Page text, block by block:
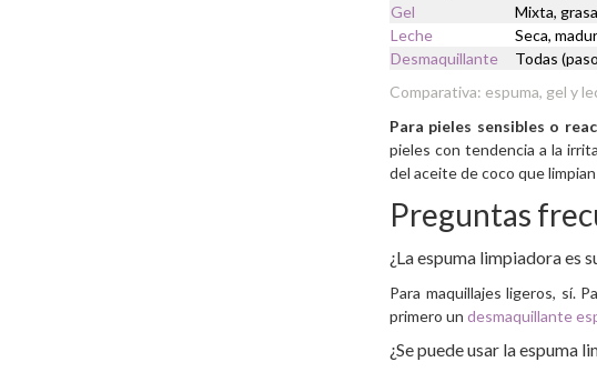
Comparativa: espuma, gel y
Gel
Mixta,
Leche
Seca,
Desmaquillante
Todas
Para pieles sensibles o
pieles con tendencia a la
del aceite de coco que
Preguntas
¿La espuma limpiadora es
Para maquillajes ligeros, sí.
primero un desmaquillante
¿Se puede usar la espuma